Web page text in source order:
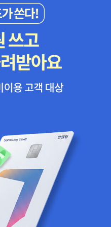
종인 / 현대문화센터 / 456쪽
건호, 임헌영 / 한길사 / 668
>라는 혹하는 제목의 이 책
리상담사 안토니아 마카로가
들을 위해 보내는 하나의 도움
아주 큰 전환>은 사이너머 총
전, 세계적인 물리학자 프리초
를 통해 문명의 전환과 새로운
서광사의 철학입문 시리즈다.
>와 함께 보면 좋을 것 같다.
제를 보는 각각의 관점을 알 수
vs 사회적 통념에 찌든 인간중
대인>은 재미없을것 같긴 하지
어낸 보기드문 책이라고 판단
의 시대>